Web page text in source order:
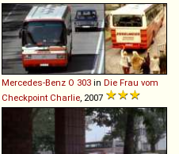
Mercedes-Benz O 303 in Die Frau vom
Checkpoint Charlie , 2007